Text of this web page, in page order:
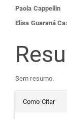
do
Paola Cappellin
Elisa Guaraná
Sem resumo.
Como Citar